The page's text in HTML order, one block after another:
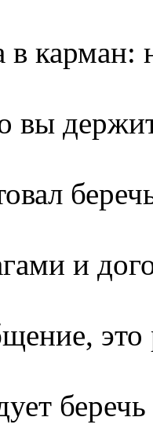
в
вы
и